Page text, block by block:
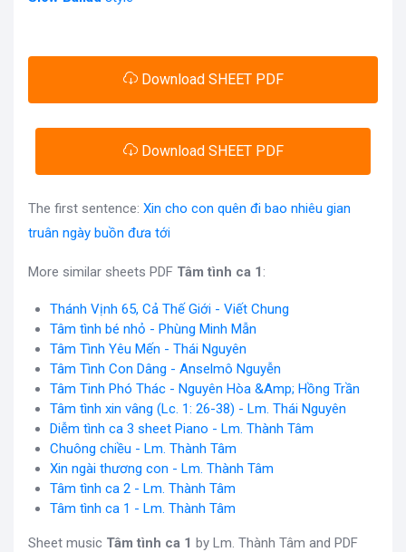
Download SHEET PDF
Download SHEET PDF
The first sentence: Xin cho con quên đi bao nhiêu gian
truân ngày buồn đưa tới
More similar sheets PDF Tâm tình ca 1 :
Thánh Vịnh 65, Cả Thế Giới - Viết Chung
Tâm tình bé nhỏ - Phùng Minh Mẫn
Tâm Tình Yêu Mến - Thái Nguyên
Tâm Tình Con Dâng - Anselmô Nguyễn
Tâm Tinh Phó Thác - Nguyên Hòa &Amp; Hồng Trần
Tâm tình xin vâng (Lc. 1: 26-38) - Lm. Thái Nguyên
Diễm tình ca 3 sheet Piano - Lm. Thành Tâm
Chuông chiều - Lm. Thành Tâm
Xin ngài thương con - Lm. Thành Tâm
Tâm tình ca 2 - Lm. Thành Tâm
Tâm tình ca 1 - Lm. Thành Tâm
Sheet music Tâm tình ca 1 by Lm. Thành Tâm and PDF